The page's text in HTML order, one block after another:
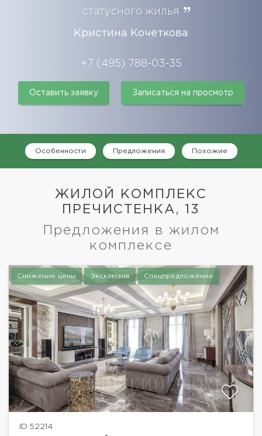
статусного жилья
Кристина Кочеткова
+7 (495) 788-03-35
Оставить заявку Записаться на просмотр
Особенности Предложения Похожие
ЖИЛОЙ КОМПЛЕКС
ПРЕЧИСТЕНКА, 13
Предложения в жилом
комплексе
Снижение цены Эксклюзив Спецпредложение
ID 52214